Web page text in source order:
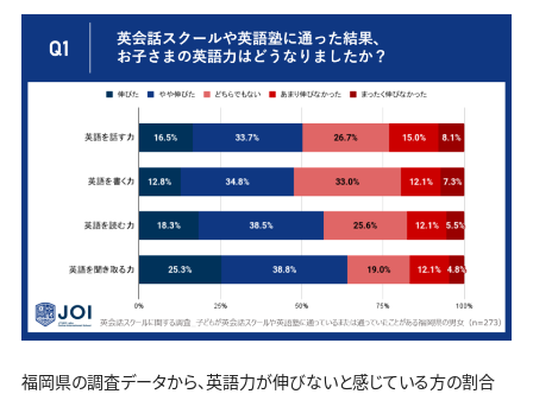
福岡県の調査データから、英語力が伸びないと感じている方の割合